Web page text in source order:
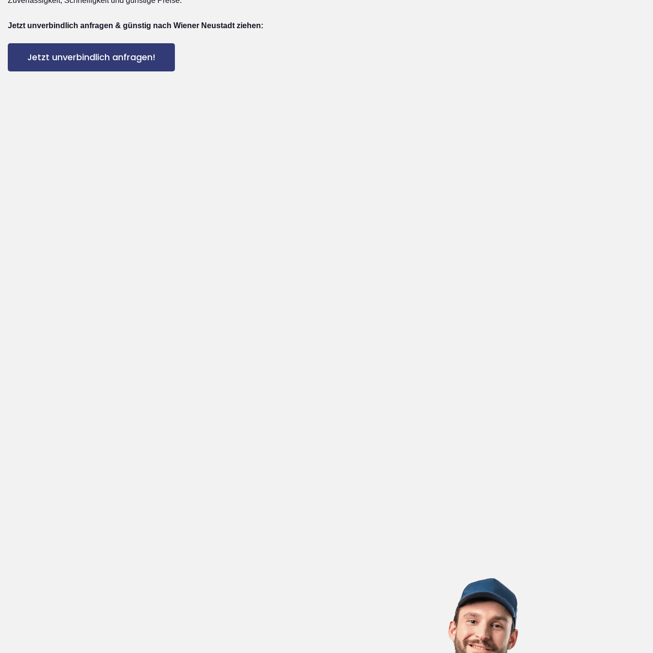
Jetzt unverbindlich anfragen & günstig nach Wiener Neustadt ziehen:
Jetzt unverbindlich anfragen!